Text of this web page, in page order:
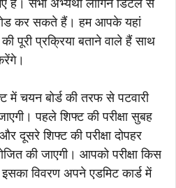
हैं। सभी अभ्यर्थी लॉगिन डिटेल से
कर सकते हैं। हम आपके यहां
पूरी प्रक्रिया बताने वाले हैं साथ
में चयन बोर्ड की तरफ से पटवारी
पहले शिफ्ट की परीक्षा सुबह
शिफ्ट की परीक्षा दोपहर
की जाएगी। आपको परीक्षा किस
इसका विवरण अपने एडमिट कार्ड में